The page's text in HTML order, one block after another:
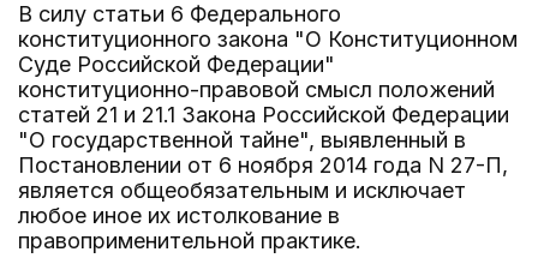
В силу статьи 6 Федерального
конституционного закона "О Конституционном
Суде Российской Федерации"
конституционно-правовой смысл положений
статей 21 и 21.1 Закона Российской Федерации
"О государственной тайне", выявленный в
Постановлении от 6 ноября 2014 года N 27-П,
является общеобязательным и исключает
любое иное их истолкование в
правоприменительной практике.